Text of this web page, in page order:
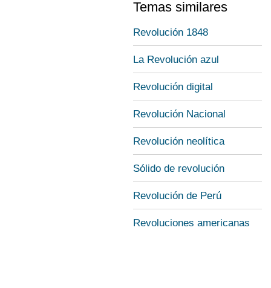
Temas similares
Revolución 1848
La Revolución azul
Revolución digital
Revolución Nacional
Revolución neolítica
Sólido de revolución
Revolución de Perú
Revoluciones americanas